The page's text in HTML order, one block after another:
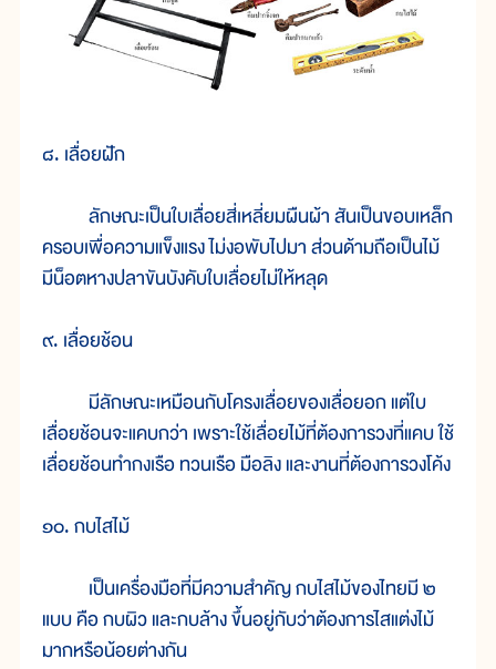
๘. เลื่อยฝัก
ลักษณะเป็นใบเลื่อยสี่เหลี่ยมผืนผ้า สันเป็นขอบเหล็ก
ครอบเพื่อความแข็งแรง ไม่งอพับไปมา ส่วนด้ามถือเป็นไม้
มีน็อตหางปลาขันบังคับใบเลื่อยไม่ให้หลุด
๙. เลื่อยช้อน
มีลักษณะเหมือนกับโครงเลื่อยของเลื่อยอก แต่ใบ
เลื่อยช้อนจะแคบกว่า เพราะใช้เลื่อยไม้ที่ต้องการวงที่แคบ ใช้
เลื่อยช้อนทำกงเรือ ทวนเรือ มือลิง และงานที่ต้องการวงโค้ง
๑๐. กบไสไม้
เป็นเครื่องมือที่มีความสำคัญ กบไสไม้ของไทยมี ๒
แบบ คือ กบผิว และกบล้าง ขึ้นอยู่กับว่าต้องการไสแต่งไม้
มากหรือน้อยต่างกัน